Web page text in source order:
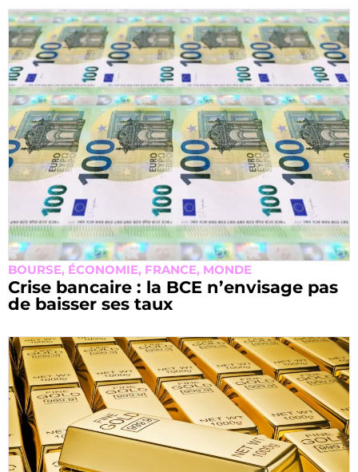
BOURSE, ÉCONOMIE, FRANCE, MONDE
Crise bancaire : la BCE n’envisage pas
de baisser ses taux